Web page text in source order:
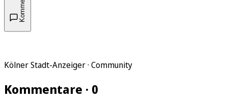
Kölner Stadt-Anzeiger · Community
Kommentare · 0